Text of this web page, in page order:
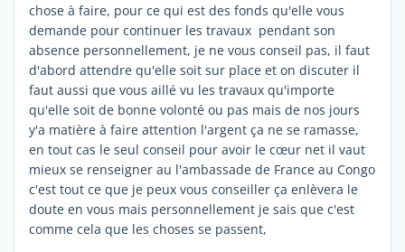
chose à faire, pour ce qui est des fonds qu'elle vous
demande pour continuer les travaux pendant son
absence personnellement, je ne vous conseil pas, il faut
d'abord attendre qu'elle soit sur place et on discuter il
faut aussi que vous aillé vu les travaux qu'importe
qu'elle soit de bonne volonté ou pas mais de nos jours
y'a matière à faire attention l'argent ça ne se ramasse,
en tout cas le seul conseil pour avoir le cœur net il vaut
mieux se renseigner au l'ambassade de France au Congo
c'est tout ce que je peux vous conseiller ça enlèvera le
doute en vous mais personnellement je sais que c'est
comme cela que les choses se passent,